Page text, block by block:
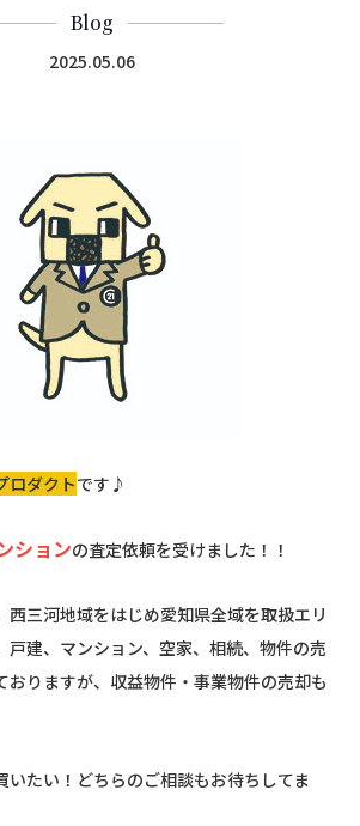
Blog
2025.05.06
ロダクトです♪
ションの査定依頼を受けました！！
西三河地域をはじめ愛知県全域を取扱エリ
戸建、マンション、空家、相続、物件の売
おりますが、収益物件・事業物件の売却も
いたい！どちらのご相談もお待ちしてま